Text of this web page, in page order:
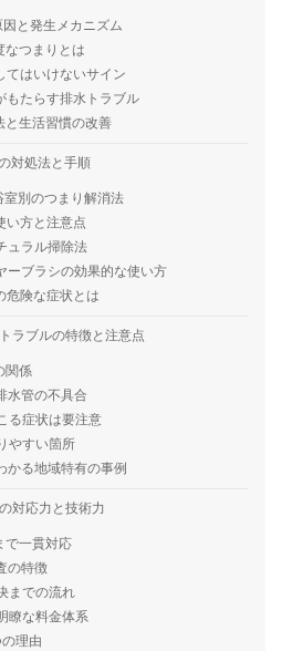
と発生メカニズム
なつまりとは
てはいけないサイン
もたらす排水トラブル
と生活習慣の改善
対処法と手順
別のつまり解消法
い方と注意点
ュラル掃除法
ーブラシの効果的な使い方
危険な症状とは
ラブルの特徴と注意点
関係
水管の不具合
る症状は要注意
やすい箇所
かる地域特有の事例
対応力と技術力
で一貫対応
の特徴
までの流れ
瞭な料金体系
理由